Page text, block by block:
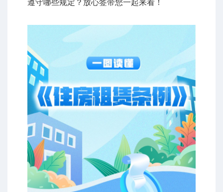
遵守哪些规定？放心签带您一起来看！